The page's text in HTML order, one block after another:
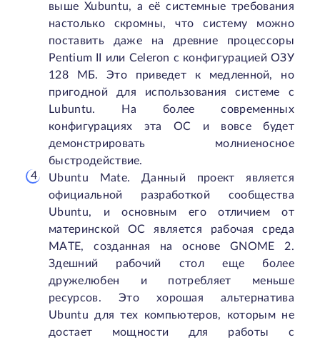
выше Xubuntu, а её системные требования
настолько скромны, что систему можно
поставить даже на древние процессоры
Pentium II или Celeron с конфигурацией ОЗУ
128 МБ. Это приведет к медленной, но
пригодной для использования системе с
Lubuntu. На более современных
конфигурациях эта ОС и вовсе будет
демонстрировать молниеносное
быстродействие.
Ubuntu Mate. Данный проект является
официальной разработкой сообщества
Ubuntu, и основным его отличием от
материнской ОС является рабочая среда
MATE, созданная на основе GNOME 2.
Здешний рабочий стол еще более
дружелюбен и потребляет меньше
ресурсов. Это хорошая альтернатива
Ubuntu для тех компьютеров, которым не
достает мощности для работы с